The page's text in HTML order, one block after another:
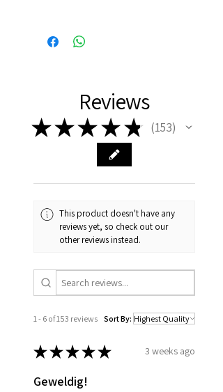
worden 1x per week in
productie gebracht. Iedere
De levertijd is ongeveer 3
weken vanaf dat de productie
is gestart. Bestel voor
woensdagochtend 9 uur om uw
bestelling die week nog mee te
Reviews
★★★ ★ ★ 153
153
This product doesn't have any
reviews yet, so check out our
other reviews instead.
1 - 6 of 153 reviews Sort By:
★★★★★ 3 weeks ago
Geweldig!